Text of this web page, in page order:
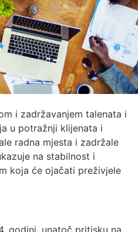
i zadržavanjem talenata i
u potražnji klijenata i
radna mjesta i zadržale
na stabilnost i
koja će ojačati preživjele
godini, unatoč pritisku na